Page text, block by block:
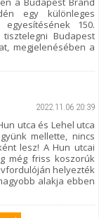
egy különleges
150.
Budapest
megjelenésében a
2022.11.06 20:39
utca és Lehel utca
mellette, nincs
lesz! A Hun utcai
még friss koszorúk
helyezték
alakja ebben